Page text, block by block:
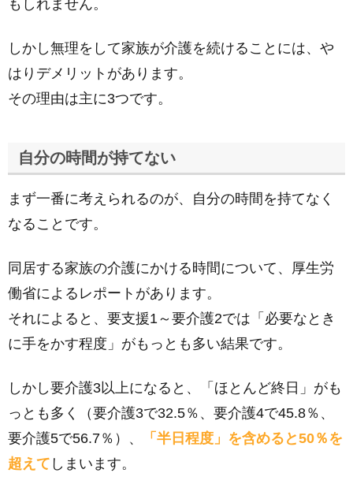
もしれません。
しかし無理をして家族が介護を続けることには、や
はりデメリットがあります。
その理由は主に3つです。
自分の時間が持てない
まず一番に考えられるのが、自分の時間を持てなく
なることです。
同居する家族の介護にかける時間について、厚生労
働省によるレポートがあります。
それによると、要支援1～要介護2では「必要なとき
に手をかす程度」がもっとも多い結果です。
しかし要介護3以上になると、「ほとんど終日」がも
っとも多く（要介護3で32.5％、要介護4で45.8％、
要介護5で56.7％）、
「半日程度」を含めると50％を
超えて しまいます。